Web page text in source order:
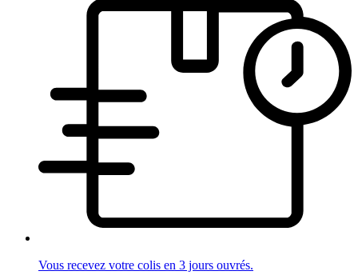
Vous recevez votre colis en 3 jours ouvrés.